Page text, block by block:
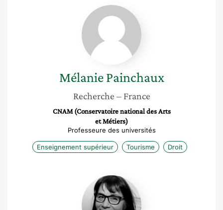
Mélanie
Painchaux
Mélanie Painchaux
Recherche – France
CNAM (Conservatoire national des Arts
et Métiers)
Professeure des universités
Enseignement supérieur Tourisme Droit
Sara
Bystrom